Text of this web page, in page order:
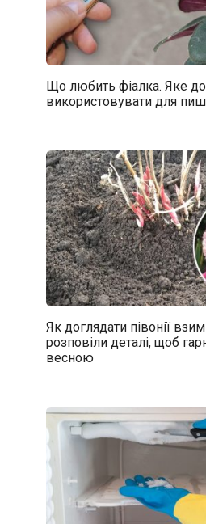
Що любить фіалка. Яке
використовувати для
Як доглядати півонії
розповіли деталі, щоб
весною